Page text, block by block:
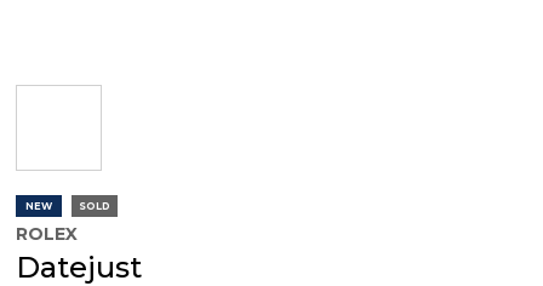
NEW SOLD
ROLEX
Datejust